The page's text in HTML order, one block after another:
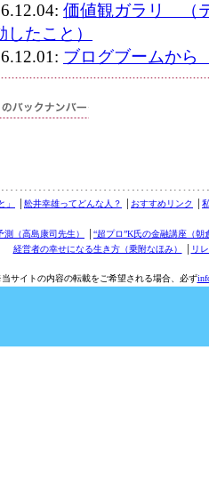
価値観ガラリ （
したこと）
ブログブームか
」 舩井幸雄ってどんな人？ おすすめリンク
（高島康司先生）
“超プロ”K氏の金融講座（朝
経営者の幸せになる生き方（乗附なほみ）
リ
サイトの内容の転載をご希望される場合、必ず